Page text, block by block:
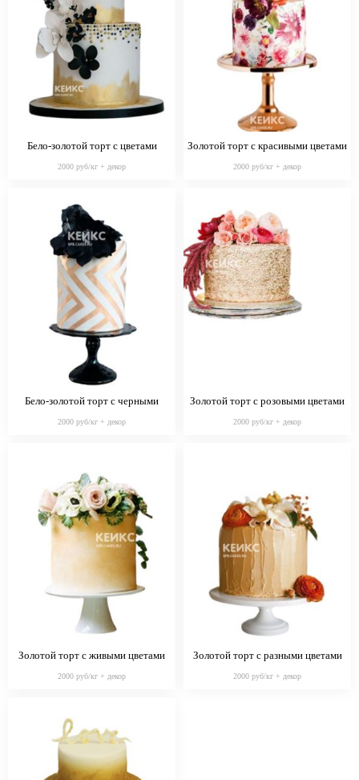
Бело-золотой торт с цветами
2000 руб/кг + декор
Золотой торт с красивыми цветами
2000 руб/кг + декор
Бело-золотой торт с черными
2000 руб/кг + декор
Золотой торт с розовыми цветами
2000 руб/кг + декор
Золотой торт с живыми цветами
2000 руб/кг + декор
Золотой торт с разными цветами
2000 руб/кг + декор